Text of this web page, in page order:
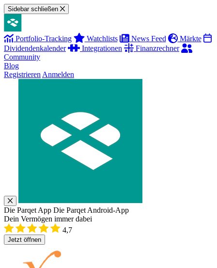
Sidebar schließen
Portfolio-Tracking Watchlists News Feed
Märkte
Dividendenkalender
Integrationen
Finanzrechner
Community
Blog
Registrieren Anmelden
Die Parqet App Die Parqet Android-App
Dein Vermögen immer dabei
4,7
Jetzt öffnen